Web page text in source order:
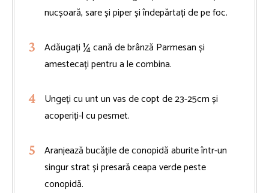
nucșoară, sare și piper și îndepărtați de pe foc.
Adăugați ¼ cană de brânză Parmesan și
amestecați pentru a le combina.
Ungeți cu unt un vas de copt de 23-25cm și
acoperiți-l cu pesmet.
Aranjează bucățile de conopidă aburite într-un
singur strat și presară ceapa verde peste
conopidă.